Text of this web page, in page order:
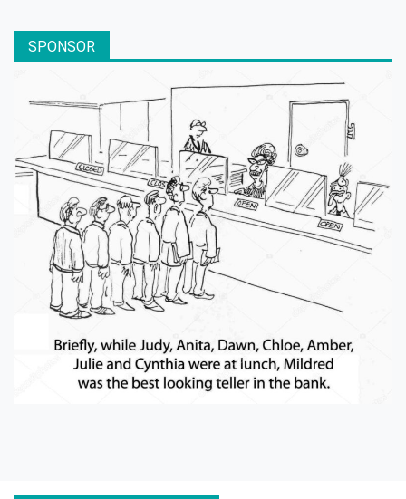
SPONSOR